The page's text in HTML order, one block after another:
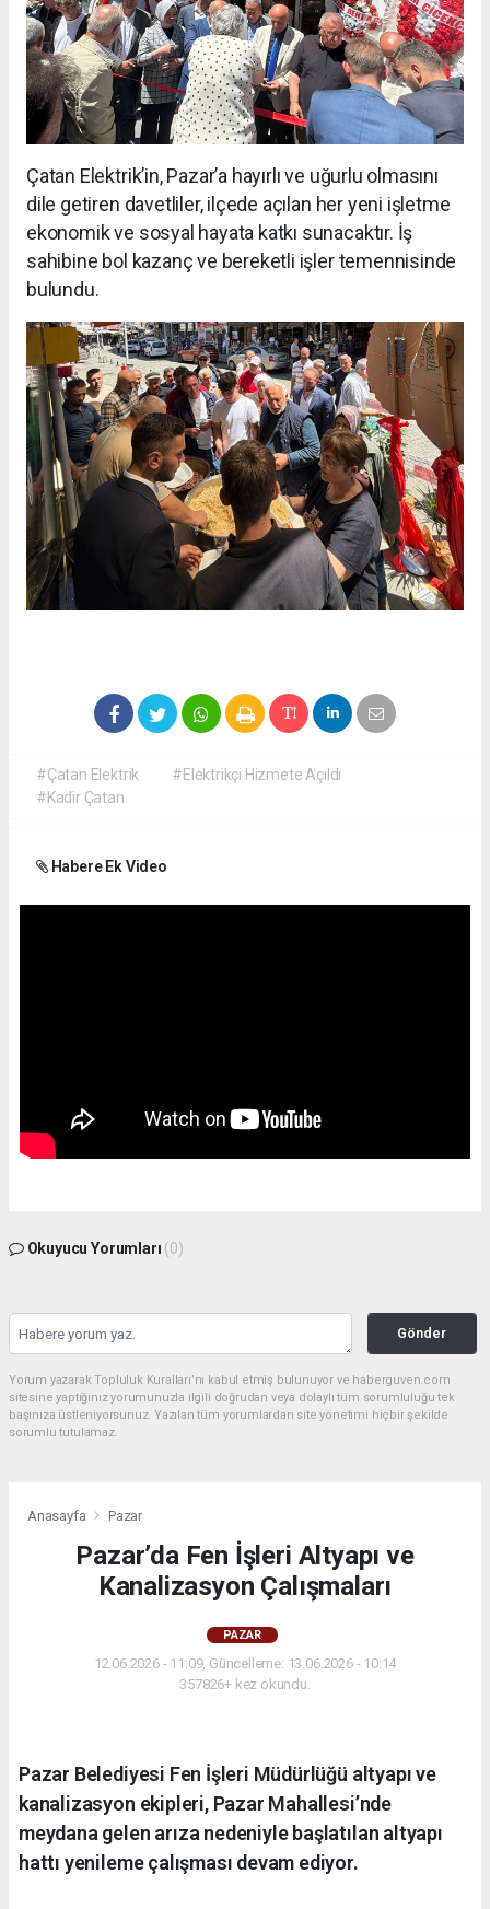
Çatan Elektrik’in, Pazar’a hayırlı ve uğurlu olmasını
dile getiren davetliler, ilçede açılan her yeni işletme
ekonomik ve sosyal hayata katkı sunacaktır. İş
sahibine bol kazanç ve bereketli işler temennisinde
bulundu.
#Çatan Elektrik
#Elektrikçi Hizmete Açıldı
#Kadir Çatan
Habere Ek Video
Okuyucu Yorumları (0)
Gönder
Yorum yazarak Topluluk Kuralları’nı kabul etmiş bulunuyor ve haberguven.com
sitesine yaptığınız yorumunuzla ilgili doğrudan veya dolaylı tüm sorumluluğu tek
başınıza üstleniyorsunuz. Yazılan tüm yorumlardan site yönetimi hiçbir şekilde
sorumlu tutulamaz.
Anasayfa Pazar
Pazar’da Fen İşleri Altyapı ve
Kanalizasyon Çalışmaları
PAZAR
12.06.2026 - 11:09, Güncelleme: 13.06.2026 - 10:14
357826+ kez okundu.
Pazar Belediyesi Fen İşleri Müdürlüğü altyapı ve
kanalizasyon ekipleri, Pazar Mahallesi’nde
meydana gelen arıza nedeniyle başlatılan altyapı
hattı yenileme çalışması devam ediyor.